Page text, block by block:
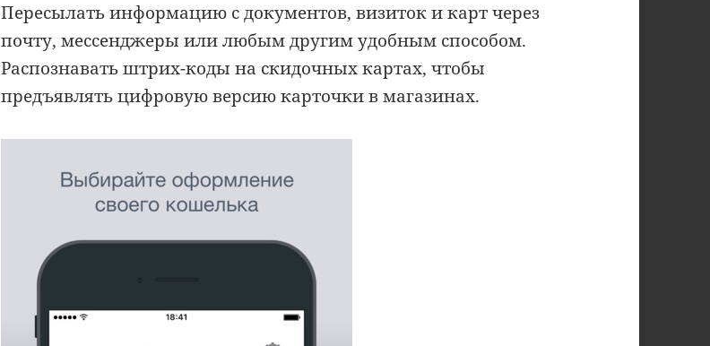
Пересылать информацию с документов, визиток и карт через
почту, мессенджеры или любым другим удобным способом.
Распознавать штрих-коды на скидочных картах, чтобы
предъявлять цифровую версию карточки в магазинах.